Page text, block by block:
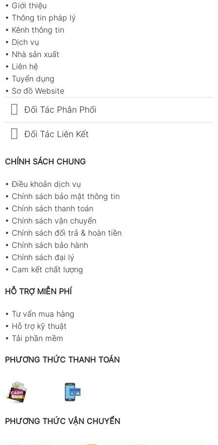
• Giới thiệu
• Thông tin pháp lý
• Kênh thông tin
• Dịch vụ
• Nhà sản xuất
• Liên hệ
• Tuyển dụng
• Sơ đồ Website
Đối Tác Phân Phối
Đối Tác Liên Kết
CHÍNH SÁCH CHUNG
•Điều khoản dịch vụ
• Chính sách bảo mật thông tin
• Chính sách thanh toán
• Chính sách vận chuyển
• Chính sách đổi trả & hoàn tiền
• Chính sách bảo hành
• Chính sách đại lý
• Cam kết chất lượng
HỖ TRỢ MIỄN PHÍ
• Tư vấn mua hàng
• Hỗ trợ kỹ thuật
• Tải phần mềm
PHƯƠNG THỨC THANH TOÁN
PHƯƠNG THỨC VẬN CHUYỂN